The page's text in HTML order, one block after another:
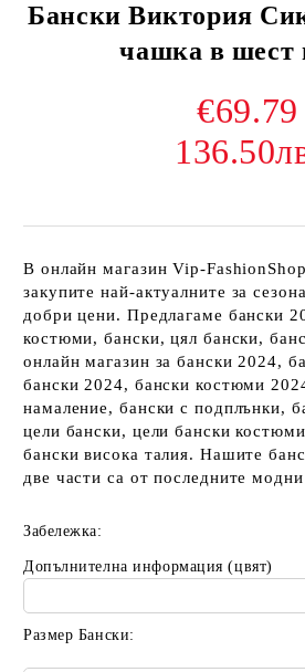
Бански Виктория
чашка в шест
€69.79
В онлайн магазин Vip-
закупите най-актуалните за
добри цени. Предлагаме бански
костюми, бански, цял бански,
онлайн магазин за бански 2024,
бански 2024, бански костюми
намаление, бански с подплънки,
цели бански, цели бански
бански висока талия. Нашите
две части са от последните
Забележка:
Допълнителна информация (цвят)
Размер Бански: